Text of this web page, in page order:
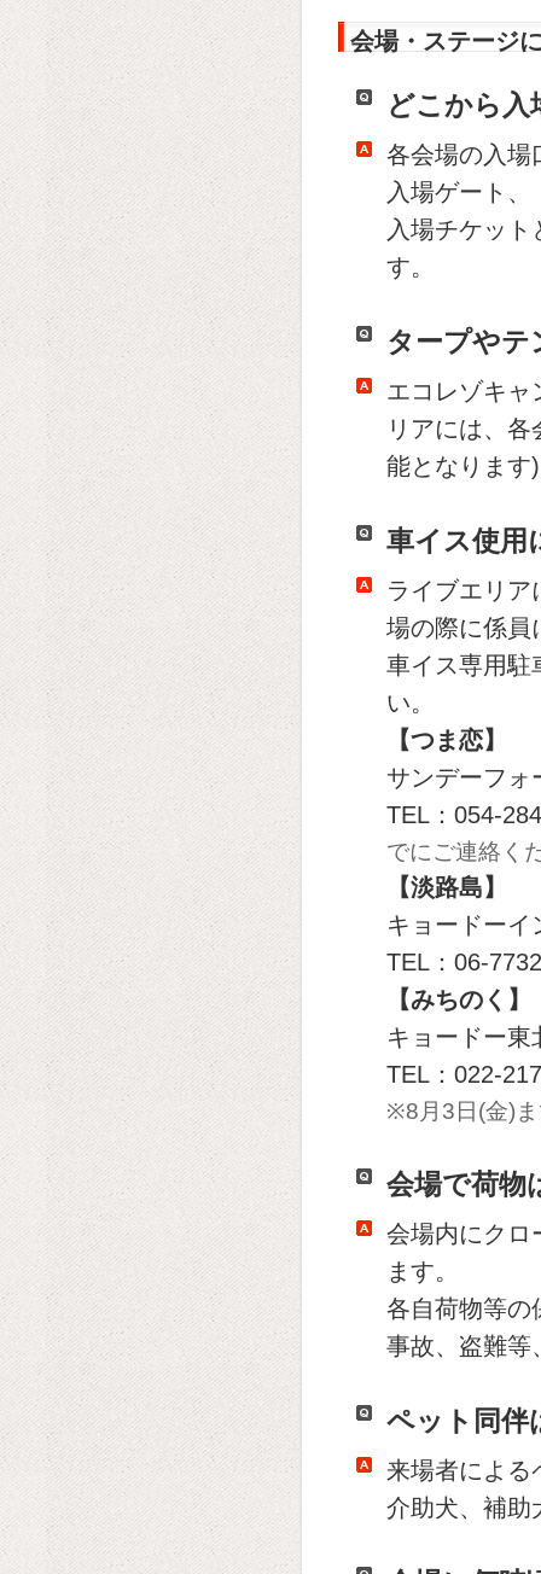
会場・ステージ
どこから入
各会場の入場
入場ゲート
入場チケッ
す。
タープやテ
エコレゾキャ
リアには、
能となります)
車イス使用
ライブエリア
場の際に係員
車イス専用駐
い。
【つま恋】
サンデーフォ
TEL：054-
でにご連絡く
【淡路島】
キョードーイ
TEL：06-
【みちのく】
キョードー東
TEL：022-
※8月3日(金)
会場で荷物
会場内にクロ
ます。
各自荷物等の
事故、盗難等
ペット同伴
来場者による
介助犬、補助